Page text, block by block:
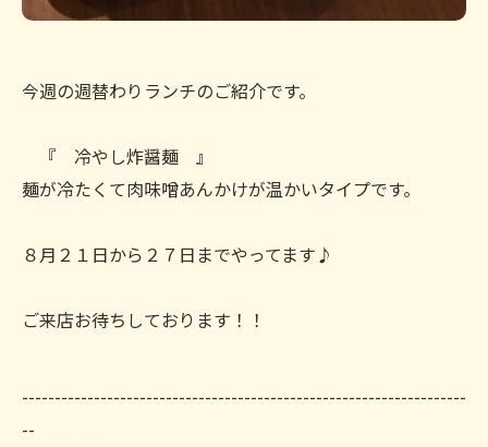
今週の週替わりランチのご紹介です。
『 冷やし炸醤麺 』
麺が冷たくて肉味噌あんかけが温かいタイプです。
８月２１日から２７日までやってます♪
ご来店お待ちしております！！
--------------------------------------------------------------------
--